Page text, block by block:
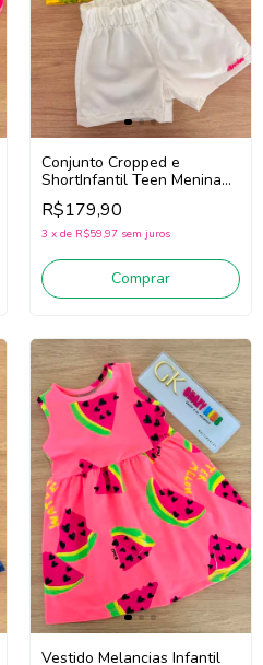
Conjunto Cropped e
ShortInfantil Teen Menina
Bimbi Fb159
(Amarelo/Branco)
R$179,90
3 x de R$59,97 sem juros
Comprar
Vestido Melancias Infantil